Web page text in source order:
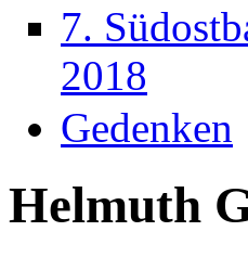
7.
2018
Gedenken
Helmuth